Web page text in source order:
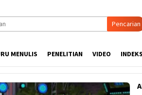
Pencarian
MENULIS PENELITIAN VIDEO INDEKS